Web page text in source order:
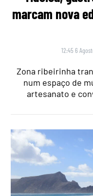
marcam nova
12:45 6
Zona ribeirinha
num espaço de
artesanato e